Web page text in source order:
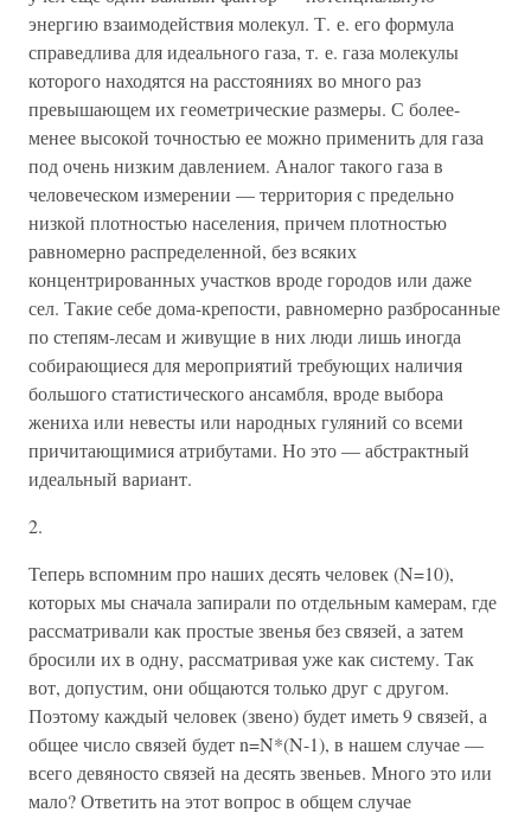
энергию взаимодействия молекул. Т. е. его формула
справедлива для идеального газа, т. е. газа молекулы
которого находятся на расстояниях во много раз
превышающем их геометрические размеры. С более-
менее высокой точностью ее можно применить для газа
под очень низким давлением. Аналог такого газа в
человеческом измерении — территория с предельно
низкой плотностью населения, причем плотностью
равномерно распределенной, без всяких
концентрированных участков вроде городов или даже
сел. Такие себе дома-крепости, равномерно разбросанные
по степям-лесам и живущие в них люди лишь иногда
собирающиеся для мероприятий требующих наличия
большого статистического ансамбля, вроде выбора
жениха или невесты или народных гуляний со всеми
причитающимися атрибутами. Но это — абстрактный
идеальный вариант.
2.
Теперь вспомним про наших десять человек (N=10),
которых мы сначала запирали по отдельным камерам, где
рассматривали как простые звенья без связей, а затем
бросили их в одну, рассматривая уже как систему. Так
вот, допустим, они общаются только друг с другом.
Поэтому каждый человек (звено) будет иметь 9 связей, а
общее число связей будет n=N*(N-1), в нашем случае —
всего девяносто связей на десять звеньев. Много это или
мало? Ответить на этот вопрос в общем случае